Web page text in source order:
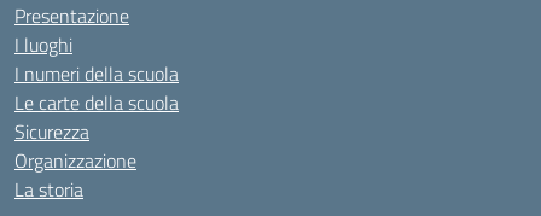
Presentazione
I luoghi
I numeri della scuola
Le carte della scuola
Sicurezza
Organizzazione
La storia